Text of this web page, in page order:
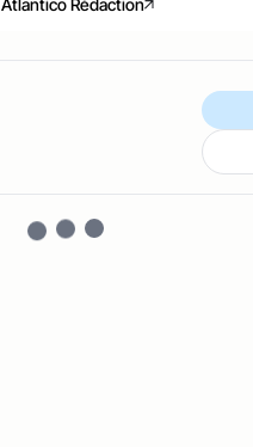
Atlantico Rédaction